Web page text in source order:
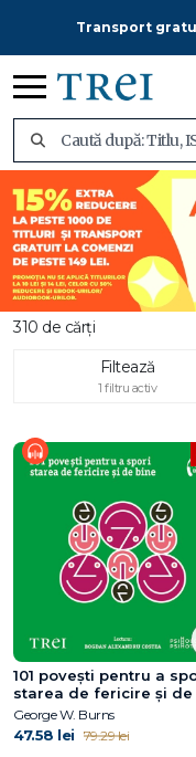
Transport
310 de cărți
Filtează
1 filtru activ
101 povești pentru a
starea de fericire și de
George W. Burns
47.58 lei 79.29 lei